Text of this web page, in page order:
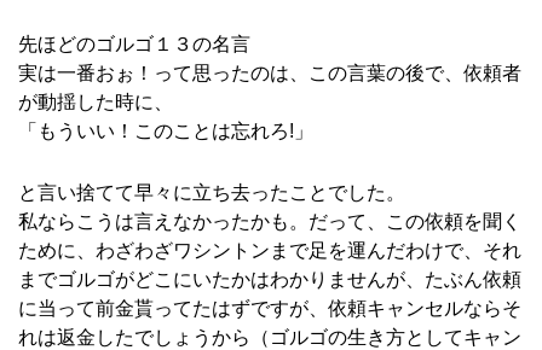
先ほどのゴルゴ１３の名言
実は一番おぉ！って思ったのは、この言葉の後で、依頼者
が動揺した時に、
「もういい！このことは忘れろ!」
と言い捨てて早々に立ち去ったことでした。
私ならこうは言えなかったかも。だって、この依頼を聞く
ために、わざわざワシントンまで足を運んだわけで、それ
までゴルゴがどこにいたかはわかりませんが、たぶん依頼
に当って前金貰ってたはずですが、依頼キャンセルならそ
れは返金したでしょうから（ゴルゴの生き方としてキャン